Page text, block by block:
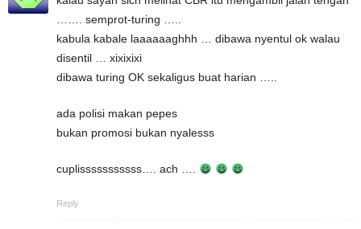
……. semprot-turing …..
kabula kabale laaaaaaghhh … dibawa nyentul ok walau
disentil … xixixixi
dibawa turing OK sekaligus buat harian …..
ada polisi makan pepes
bukan promosi bukan nyalesss
cuplisssssssssss…. ach ….
Reply